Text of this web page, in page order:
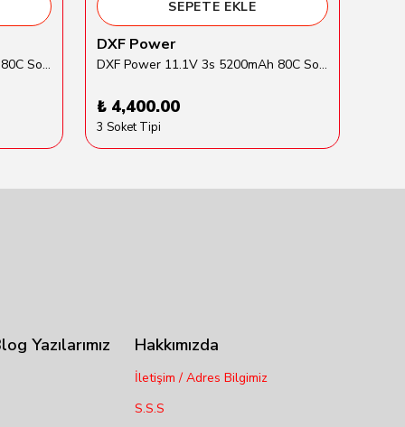
DXF Power 14.8V 4s 5200mAh 80C Softcase Lipo Batarya
SEPETE EKLE
DXF Power
DXF Power 11.1V 3s 5200mAh 80C Softcase Lipo Batarya
₺ 4,400.00
3 Soket Tipi
Yazılarımız Hakkımızda
İletişim / Adres Bilgimiz
S.S.S